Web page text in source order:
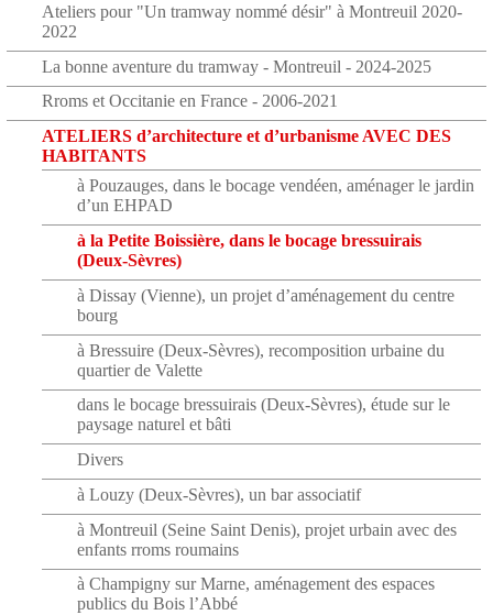
Ateliers pour "Un tramway nommé désir" à Montreuil 2020-
2022
La bonne aventure du tramway - Montreuil - 2024-2025
Rroms et Occitanie en France - 2006-2021
ATELIERS d’architecture et d’urbanisme AVEC DES
HABITANTS
à Pouzauges, dans le bocage vendéen, aménager le jardin
d’un EHPAD
à la Petite Boissière, dans le bocage bressuirais
(Deux-Sèvres)
à Dissay (Vienne), un projet d’aménagement du centre
bourg
à Bressuire (Deux-Sèvres), recomposition urbaine du
quartier de Valette
dans le bocage bressuirais (Deux-Sèvres), étude sur le
paysage naturel et bâti
Divers
à Louzy (Deux-Sèvres), un bar associatif
à Montreuil (Seine Saint Denis), projet urbain avec des
enfants rroms roumains
à Champigny sur Marne, aménagement des espaces
publics du Bois l’Abbé